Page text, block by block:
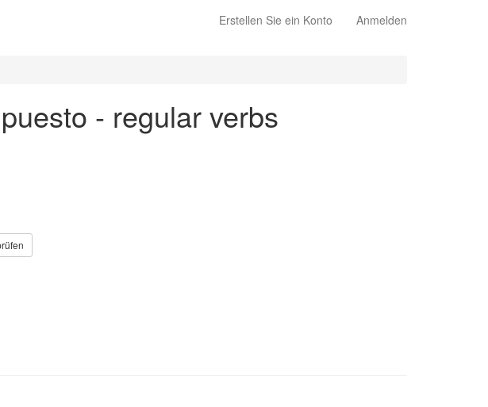
Erstellen Sie ein Konto Anmelden
- regular verbs